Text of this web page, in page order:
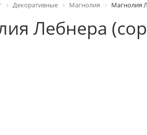
Декоративные Магнолия Магнолия
Лебнера